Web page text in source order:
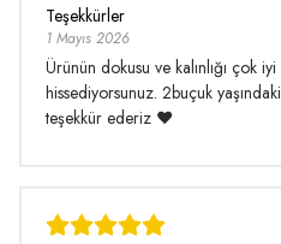
Teşekkürler
1 Mayıs 2026
Ürünün dokusu ve kalınlığı çok iyi
hissediyorsunuz. 2buçuk
teşekkür ederiz ❤️